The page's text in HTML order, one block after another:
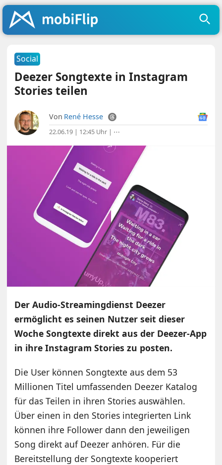
Social
Deezer Songtexte in Instagram
Stories teilen
Von René Hesse
22.06.19 | 12:45 Uhr | ⋯
Der Audio-Streamingdienst Deezer
ermöglicht es seinen Nutzer seit dieser
Woche Songtexte direkt aus der Deezer-App
in ihre Instagram Stories zu posten.
Die User können Songtexte aus dem 53
Millionen Titel umfassenden Deezer Katalog
für das Teilen in ihren Stories auswählen.
Über einen in den Stories integrierten Link
können ihre Follower dann den jeweiligen
Song direkt auf Deezer anhören. Für die
Bereitstellung der Songtexte kooperiert